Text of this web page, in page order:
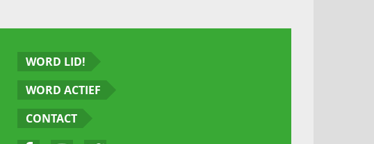
WORD LID!
WORD ACTIEF
CONTACT